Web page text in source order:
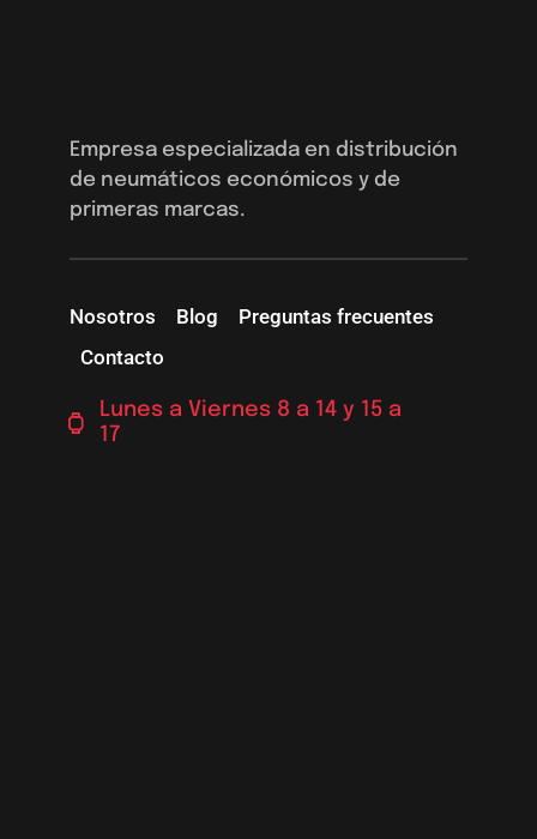
Empresa especializada en distribución
de neumáticos económicos y de
primeras marcas.
Nosotros Blog
Preguntas frecuentes
Contacto
Lunes a Viernes 8 a 14 y 15 a
17